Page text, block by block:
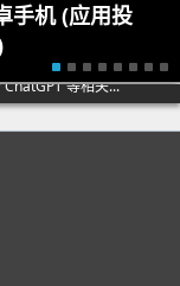
手机 (应用投
办公软件
码优惠打折……
专题
等相关...